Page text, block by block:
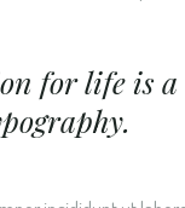
for life is a